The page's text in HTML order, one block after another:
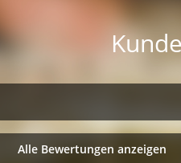
Alle Bewertungen anzeigen